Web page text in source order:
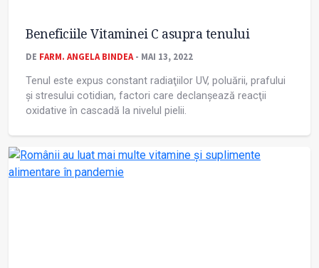
Beneficiile Vitaminei C asupra tenului
DE FARM. ANGELA BINDEA- MAI 13, 2022
Tenul este expus constant radiaţiilor UV, poluării, prafului
și stresului cotidian, factori care declanșează reacţii
oxidative în cascadă la nivelul pielii.